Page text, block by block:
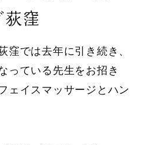
窪
窪では去年に引き続き、
っている先生をお招き
ェイスマッサージとハン